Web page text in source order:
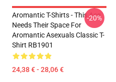
Aromantic T-Shirts - This Ace
Needs Their Space For
Aromantic Asexuals Classic T-
Shirt RB1901
24,38 € - 28,06 €
-20%